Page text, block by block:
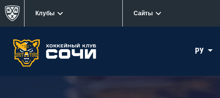
Клубы Сайты
РУ